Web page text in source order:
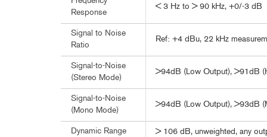
Response
< 3 Hz to > 90 kHz, +0/-3 dB
Signal to Noise
Ratio
Ref: +4 dBu, 22 kHz
Signal-to-Noise
(Stereo Mode)
>94dB (Low Output), >91dB
Signal-to-Noise
(Mono Mode)
>94dB (Low Output), >93dB
Dynamic Range > 106 dB, unweighted, any